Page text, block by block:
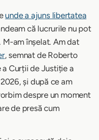
unde a ajuns libertatea
că lucrurile nu pot
am înșelat. Am dat
, semnat de Roberto
Curții de Justiție a
și după ce am
despre un moment
de presă cum